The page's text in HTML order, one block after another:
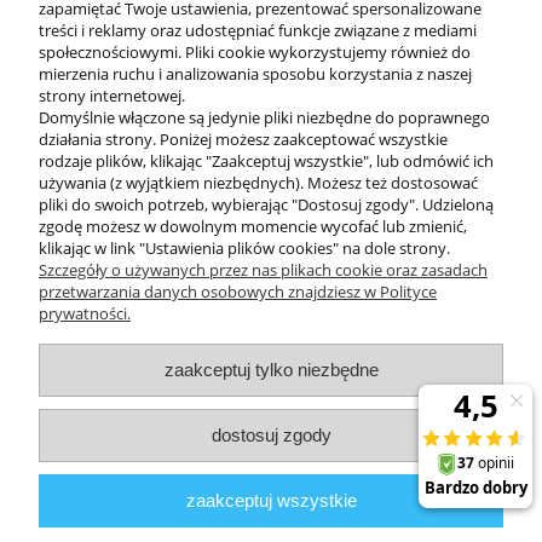
KONTAKT
DODATKOWE
MOJE KONTO
INFORMACJE
// ul. Przemysłowa 11a, 75-216 Koszalin // NIP669-050-03-43
// E-mail: sklep@zuma-line.pl
zapamiętać Twoje ustawienia, prezentować spersonalizowane
treści i reklamy oraz udostępniać funkcje związane z mediami
społecznościowymi. Pliki cookie wykorzystujemy również do
mierzenia ruchu i analizowania sposobu korzystania z naszej
strony internetowej.
Domyślnie włączone są jedynie pliki niezbędne do poprawnego
działania strony. Poniżej możesz zaakceptować wszystkie
rodzaje plików, klikając "Zaakceptuj wszystkie", lub odmówić ich
używania (z wyjątkiem niezbędnych). Możesz też dostosować
pliki do swoich potrzeb, wybierając "Dostosuj zgody". Udzieloną
zgodę możesz w dowolnym momencie wycofać lub zmienić,
klikając w link "Ustawienia plików cookies" na dole strony.
Szczegóły o używanych przez nas plikach cookie oraz zasadach
przetwarzania danych osobowych znajdziesz w Polityce
prywatności.
zaakceptuj tylko niezbędne
dostosuj zgody
zaakceptuj wszystkie